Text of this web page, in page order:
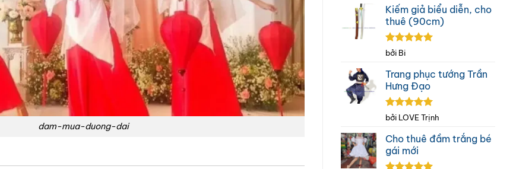
sao
Kiếm giả biểu diễn, cho
thuê (90cm)
Được xếp
sao
bởi Bi
Trang phục tướng Trần
Hưng Đạo
Được xếp
sao
bởi LOVE Trịnh
Cho thuê đầm trắng bé
gái mới
dam-mua-duong-dai